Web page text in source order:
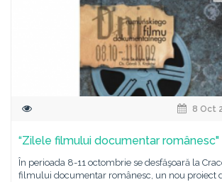
8 Oct
“Zilele filmului documentar românesc"
În perioada 8-11 octombrie se desfăşoară la
filmului documentar românesc, un nou proiect